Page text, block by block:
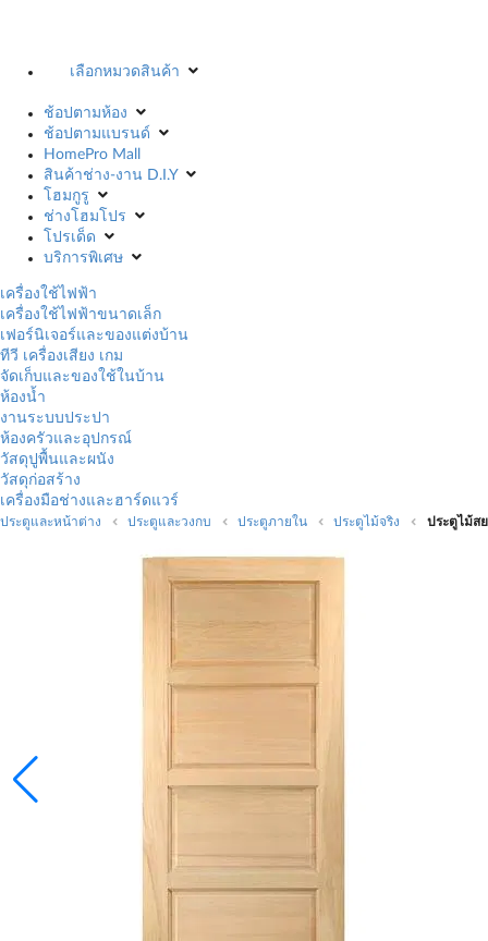
เลือกหมวดสินค้า
ช้อปตามห้อง
ช้อปตามแบรนด์
HomePro Mall
สินค้าช่าง-งาน D.I.Y
โฮมกูรู
ช่างโฮมโปร
โปรเด็ด
บริการพิเศษ
เครื่องใช้ไฟฟ้า
เครื่องใช้ไฟฟ้าขนาดเล็ก
เฟอร์นิเจอร์และของแต่งบ้าน
ทีวี เครื่องเสียง เกม
จัดเก็บและของใช้ในบ้าน
ห้องน้ำ
งานระบบประปา
ห้องครัวและอุปกรณ์
วัสดุปูพื้นและผนัง
วัสดุก่อสร้าง
เครื่องมือช่างและฮาร์ดแวร์
ประตูและหน้าต่าง ประตูและวงกบ ประตูภายใน ประตูไม้จริง ประตูไม้ส